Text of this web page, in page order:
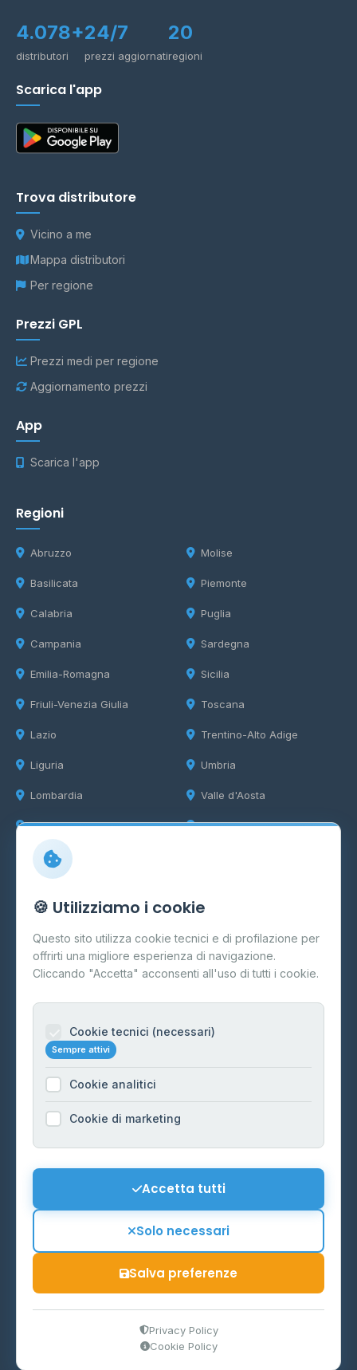
4.078+
distributori
24/7
prezzi aggiornati
20
regioni
Scarica l'app
Trova distributore
Vicino a me
Mappa distributori
Per regione
Prezzi GPL
Prezzi medi per regione
Aggiornamento prezzi
App
Scarica l'app
Regioni
Abruzzo
Basilicata
Calabria
Campania
Emilia-Romagna
Friuli-Venezia Giulia
Lazio
Liguria
Lombardia
Marche
Molise
Piemonte
Puglia
Sardegna
Sicilia
Toscana
Trentino-Alto Adige
Umbria
Valle d'Aosta
Veneto
Info
Cos'è il GPL
FAQ
Contatti
Informazioni legali
Cookie Policy
Preferenze Cookie
Mappa del sito
P.IVA 03859300364
Ministero delle Imprese e del Made in Italy
🍪 Utilizziamo i cookie
Questo sito utilizza cookie tecnici e di profilazione per
offrirti una migliore esperienza di navigazione.
Cliccando "Accetta" acconsenti all'uso di tutti i cookie.
Cookie tecnici (necessari)
Sempre attivi
Cookie analitici
Cookie di marketing
Accetta tutti
Solo necessari
Salva preferenze
Privacy Policy
Cookie Policy